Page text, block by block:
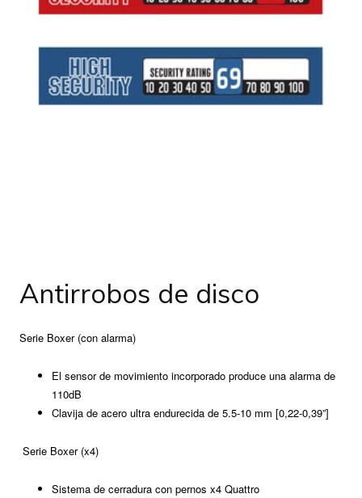
Antirrobos de disco
Serie Boxer (con alarma)
110dB
Clavija de acero ultra endurecida de 5.5-10 mm [0,22-0,39”]
Serie Boxer (x4)
Sistema de cerradura con pernos x4 Quattro